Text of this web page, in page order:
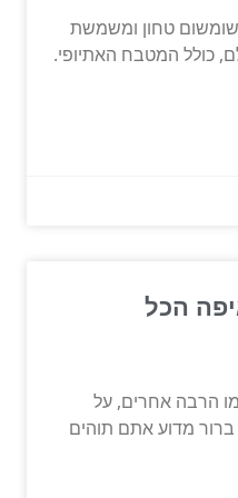
טחון ומשמשת
כולל המטבח האתיופי.
הכל
הרבה אחרים, על
מדוע אתם תוהים